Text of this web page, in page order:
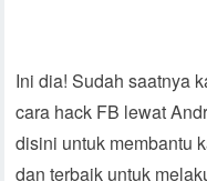
Ini dia! Sudah saatnya
cara hack FB lewat
disini untuk membantu
dan terbaik untuk